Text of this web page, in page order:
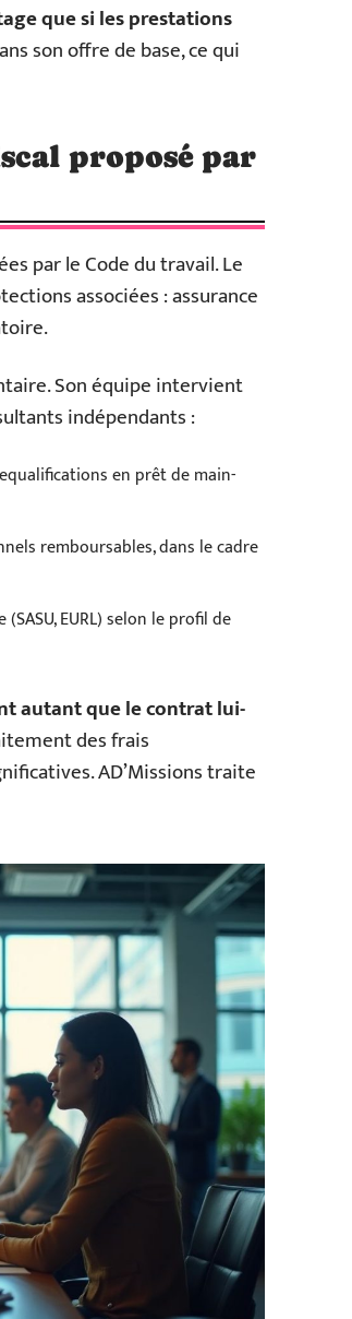
que si les prestations
son offre de base, ce qui
proposé par
par le Code du travail. Le
associées : assurance
Son équipe intervient
indépendants :
en prêt de main-
remboursables, dans le cadre
EURL) selon le profil de
autant que le contrat lui-
des frais
AD’Missions traite